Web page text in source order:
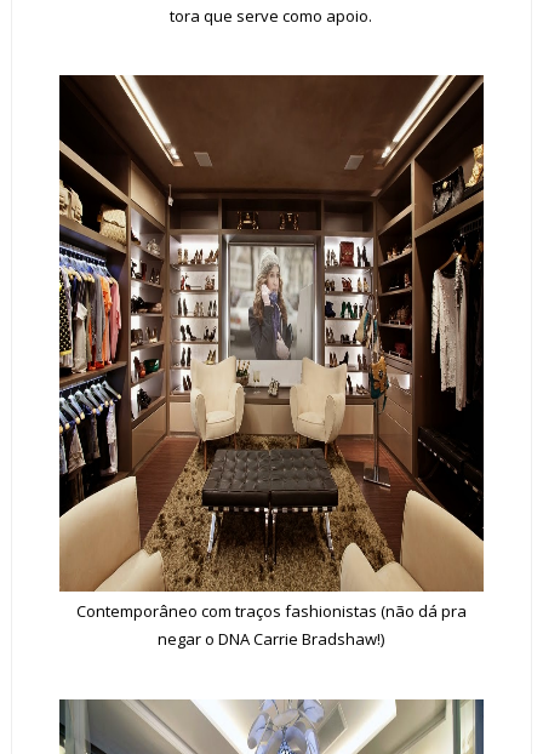
tora que serve como apoio.
Contemporâneo com traços fashionistas (não dá pra
negar o DNA Carrie Bradshaw!)